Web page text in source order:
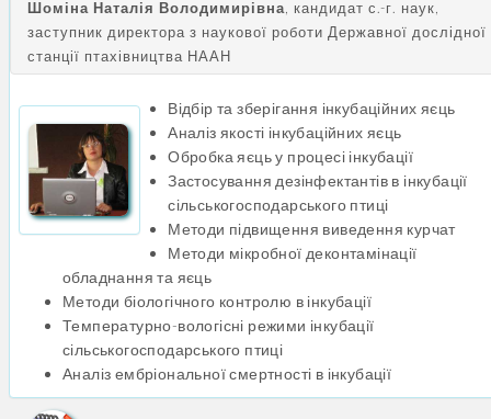
Шоміна Наталія Володимирівна , кандидат с.-г. наук,
заступник директора з наукової роботи Державної дослідної
станції птахівництва НААН
Відбір та зберігання інкубаційних яєць
Аналіз якості інкубаційних яєць
Обробка яєць у процесі інкубації
Застосування дезінфектантів в інкубації
сільськогосподарського птиці
Методи підвищення виведення курчат
Методи мікробної деконтамінації
обладнання та яєць
Методи біологічного контролю в інкубації
Температурно-вологісні режими інкубації
сільськогосподарського птиці
Аналіз ембріональної смертності в інкубації